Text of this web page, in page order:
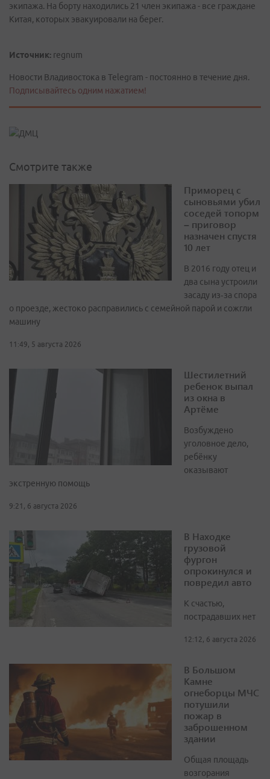
экипажа. На борту находились 21 член экипажа - все граждане
Китая, которых эвакуировали на берег.
Источник: regnum
Новости Владивостока в Telegram - постоянно в течение дня.
Подписывайтесь одним нажатием!
Смотрите также
Приморец с
сыновьями убил
соседей топорм
– приговор
назначен спустя
10 лет
В 2016 году отец и
два сына устроили
засаду из‑за спора
о проезде, жестоко расправились с семейной парой и сожгли
машину
11:49, 5 августа 2026
Шестилетний
ребенок выпал
из окна в
Артёме
Возбуждено
уголовное дело,
ребёнку
оказывают
экстренную помощь
9:21, 6 августа 2026
В Находке
грузовой
фургон
опрокинулся и
повредил авто
К счастью,
пострадавших нет
12:12, 6 августа 2026
В Большом
Камне
огнеборцы МЧС
потушили
пожар в
заброшенном
здании
Общая площадь
возгорания